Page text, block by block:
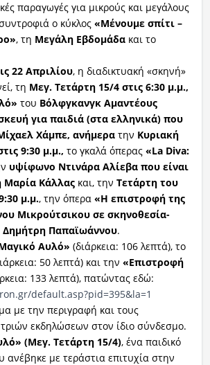
παραγωγές για μικρούς και μεγάλους
ο κύκλος «Μένουμε σπίτι –
, τη Μεγάλη Εβδομάδα και το
22 Απριλίου, η διαδικτυακή «σκηνή»
τη Μεγ. Τετάρτη 15/4 στις 6:30 μ.μ.,
του Βόλφγκανγκ Αμαντέους
για παιδιά (στα ελληνικά) που
Χάμπε, ανήμερα την Κυριακή
9:30 μ.μ., το γκαλά όπερας«La Diva:
υψίφωνο Ντινάρα Αλίεβα που είναι
Μαρία Κάλλας και, την Τετάρτη του
μ.μ., την όπερα «Η επιστροφή της
Μικρούτσικου σε σκηνοθεσία-
Δημήτρη Παπαϊωάννου.
Αυλό» (διάρκεια: 106 λεπτά), το
50 λεπτά) και την «Επιστροφή
133 λεπτά), πατώντας εδώ:
default.asp?pid=395&la=1
με την περιγραφή και τους
εκδηλώσεων στον ίδιο σύνδεσμο.
(Μεγ. Τετάρτη 15/4), ένα παιδικό
με τεράστια επιτυχία στην